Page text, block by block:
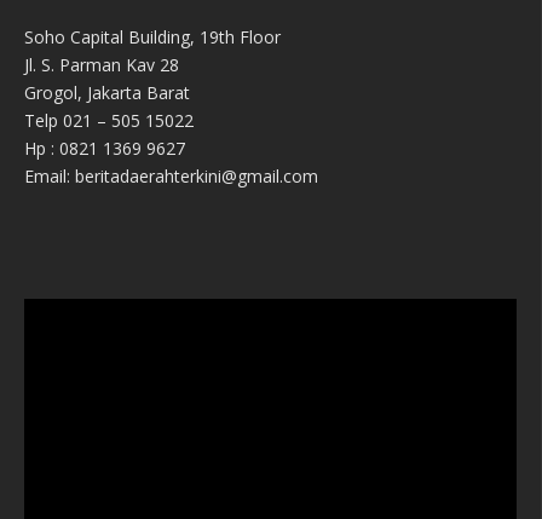
Soho Capital Building, 19th Floor
Jl. S. Parman Kav 28
Grogol, Jakarta Barat
Telp 021 – 505 15022
Hp : 0821 1369 9627
Email: beritadaerahterkini@gmail.com